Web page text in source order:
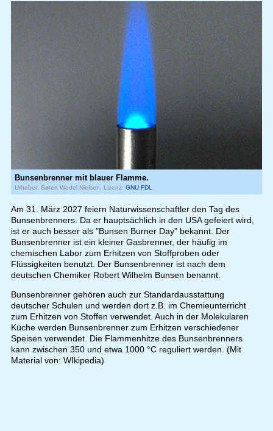
Bunsenbrenner mit blauer Flamme.
Urheber: Søren Wedel Nielsen, Lizenz: GNU FDL
Am 31. März 2027 feiern Naturwissenschaftler den Tag des
Bunsenbrenners. Da er hauptsächlich in den USA gefeiert wird,
ist er auch besser als "Bunsen Burner Day" bekannt. Der
Bunsenbrenner ist ein kleiner Gasbrenner, der häufig im
chemischen Labor zum Erhitzen von Stoffproben oder
Flüssigkeiten benutzt. Der Bunsenbrenner ist nach dem
deutschen Chemiker Robert Wilhelm Bunsen benannt.
Bunsenbrenner gehören auch zur Standardausstattung
deutscher Schulen und werden dort z.B. im Chemieunterricht
zum Erhitzen von Stoffen verwendet. Auch in der Molekularen
Küche werden Bunsenbrenner zum Erhitzen verschiedener
Speisen verwendet. Die Flammenhitze des Bunsenbrenners
kann zwischen 350 und etwa 1000 °C reguliert werden. (Mit
Material von: WIkipedia)